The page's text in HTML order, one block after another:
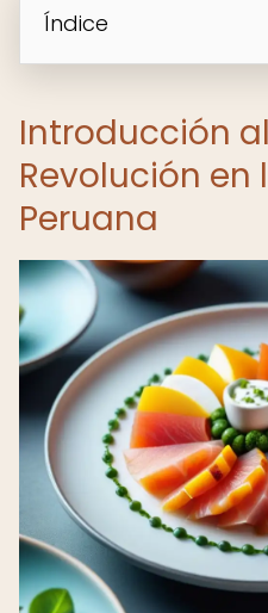
Índice
Introducción
Revolución en
Peruana